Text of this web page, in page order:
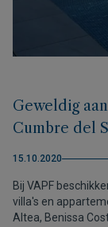
Geweldig
Cumbre del
15.10.2020
Bij VAPF
villa's en
Altea, Benissa